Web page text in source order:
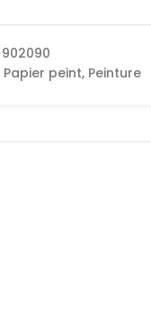
902090
Papier peint, Peinture